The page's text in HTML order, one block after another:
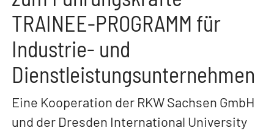
TRAINEE-PROGRAMM für
Industrie- und
Dienstleistungsunternehmen
Eine Kooperation der RKW Sachsen GmbH
und der Dresden International University